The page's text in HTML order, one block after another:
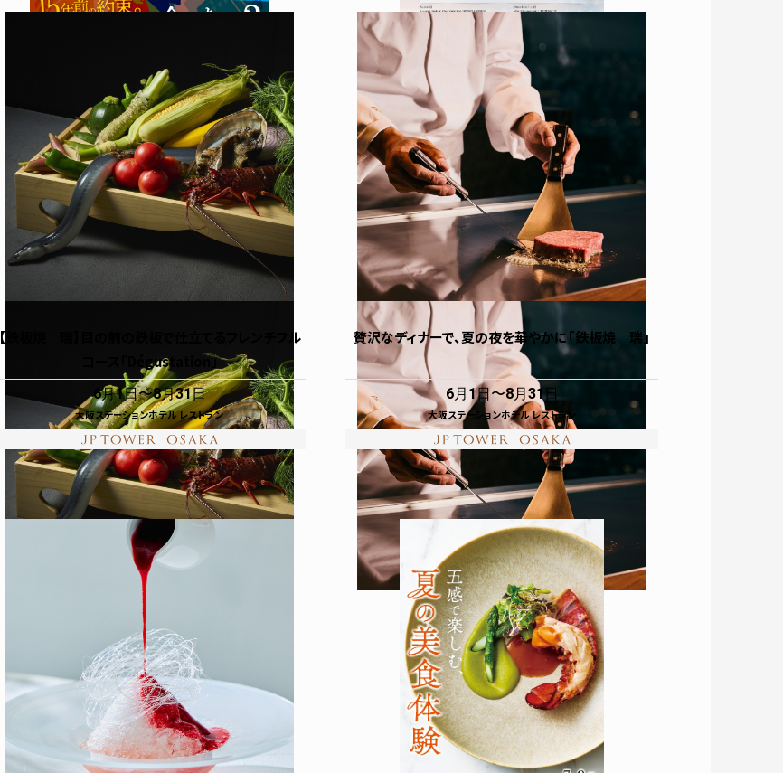
【鉄板焼 瑞】目の前の鉄板で仕立てるフレンチフル
コース「Dégustation」
6月1日 8月31日
大阪ステーションホテル レストラン
贅沢なディナーで、夏の夜を華やかに「鉄板焼 瑞」
6月1日 8月31日
大阪ステーションホテル レストラン